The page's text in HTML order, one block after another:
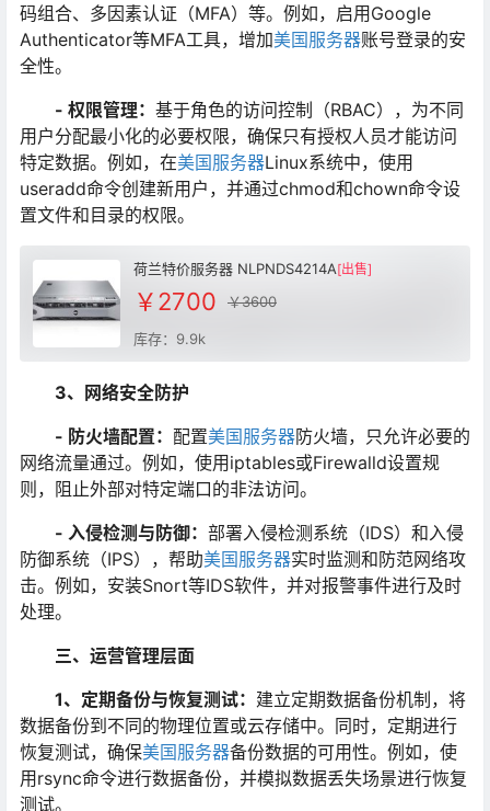
码组合、多因素认证（MFA）等。例如，启用Google
Authenticator等MFA工具，增加美国服务器账号登录的安
全性。
- 权限管理： 基于角色的访问控制（RBAC），为不同
用户分配最小化的必要权限，确保只有授权人员才能访问
特定数据。例如，在美国服务器Linux系统中，使用
useradd命令创建新用户，并通过chmod和chown命令设
置文件和目录的权限。
荷兰特价服务器 NLPNDS4214A[出售]
￥2700 ￥3600
库存：9.9k
3、网络安全防护
- 防火墙配置： 配置美国服务器防火墙，只允许必要的
网络流量通过。例如，使用iptables或Firewalld设置规
则，阻止外部对特定端口的非法访问。
- 入侵检测与防御： 部署入侵检测系统（IDS）和入侵
防御系统（IPS），帮助美国服务器实时监测和防范网络攻
击。例如，安装Snort等IDS软件，并对报警事件进行及时
处理。
三、运营管理层面
1、定期备份与恢复测试： 建立定期数据备份机制，将
数据备份到不同的物理位置或云存储中。同时，定期进行
恢复测试，确保美国服务器备份数据的可用性。例如，使
用rsync命令进行数据备份，并模拟数据丢失场景进行恢复
测试。